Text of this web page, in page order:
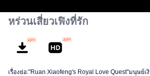
หร่วนเสี่ยวเฟิงที่รัก
เรื่องย่อ:"Ruan Xiaofeng's Royal Love Quest"มนุษย์